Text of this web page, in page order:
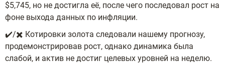
$5,745, но не достигла её, после чего последовал рост на
фоне выхода данных по инфляции.
✔️/✖️ Котировки золота следовали нашему прогнозу,
продемонстрировав рост, однако динамика была
слабой, и актив не достиг целевых уровней на неделю.